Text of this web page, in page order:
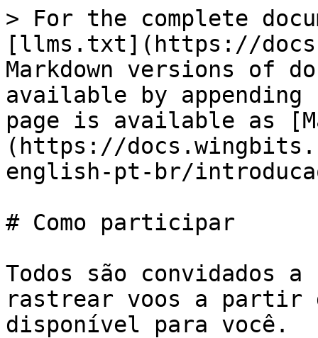
> For the complete
[llms.txt](https://
Markdown versions of
available by
page is available as
(https://
english-pt-br/
# Como participar
Todos são convidados
rastrear voos a partir
disponível para você.